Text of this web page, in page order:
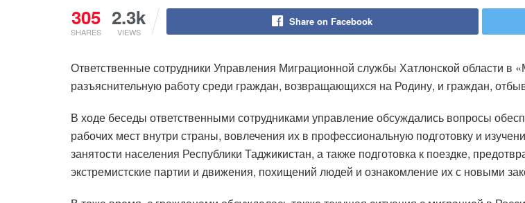
305
SHARES
2.3k
VIEWS
Share on Facebook
Ответственные сотрудники Управления Миграционной службы Хатлонской области
разъяснительную работу среди граждан, возвращающихся на Родину, и граждан,
В ходе беседы ответственными сотрудниками управление обсуждались вопросы
рабочих мест внутри страны, вовлечения их в профессиональную подготовку и
занятости населения Республики Таджикистан, а также подготовка к поездке,
экстремистские партии и движения, похищений людей и ознакомление их с новыми